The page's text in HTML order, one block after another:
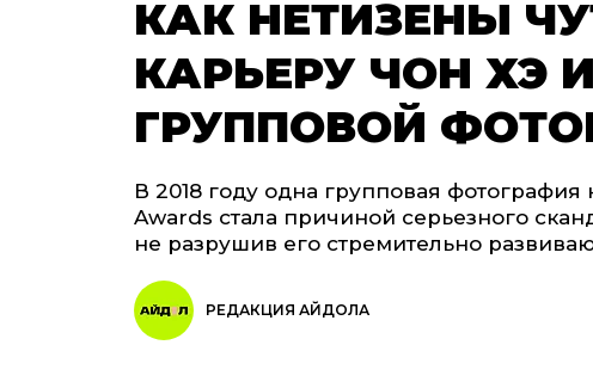
КАК НЕТИЗЕНЫ
КАРЬЕРУ ЧОН ХЭ
ГРУППОВОЙ
В 2018 году одна групповая
Awards стала причиной серьезного
не разрушив его стремительно
РЕДАКЦИЯ АЙДОЛА